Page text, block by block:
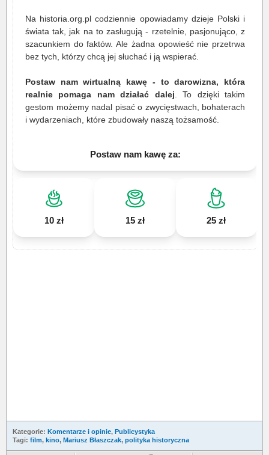
Na historia.org.pl codziennie opowiadamy dzieje Polski i
świata tak, jak na to zasługują - rzetelnie, pasjonująco, z
szacunkiem do faktów. Ale żadna opowieść nie przetrwa
bez tych, którzy chcą jej słuchać i ją wspierać.
Postaw nam wirtualną kawę - to darowizna, która
realnie pomaga nam działać dalej . To dzięki takim
gestom możemy nadal pisać o zwycięstwach, bohaterach
i wydarzeniach, które zbudowały naszą tożsamość.
Postaw nam kawę za:
10 zł 15 zł 25 zł
Kategorie: Komentarze i opinie, Publicystyka
Tagi: film, kino, Mariusz Błaszczak, polityka historyczna